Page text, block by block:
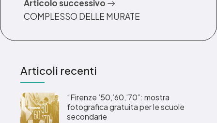
Articolo successivo
COMPLESSO DELLE MURATE
Articoli recenti
“Firenze ’50,’60,’70”: mostra
fotografica gratuita per le scuole
secondarie